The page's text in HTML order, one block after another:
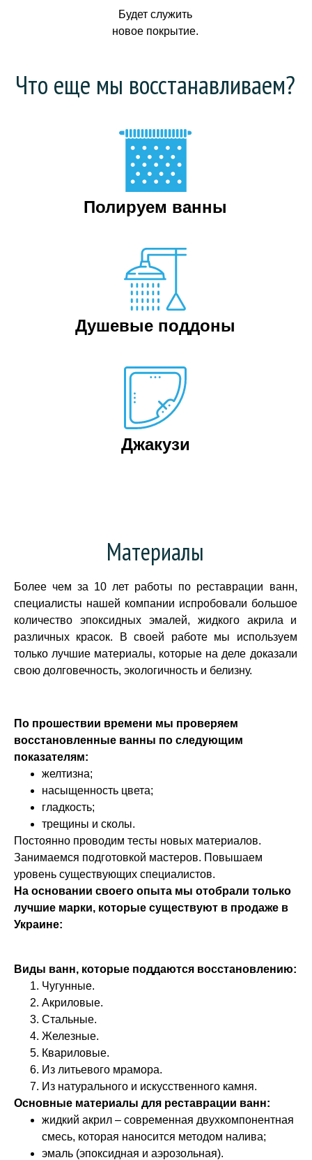
Будет служить
новое покрытие.
Что еще мы восстанавливаем?
Полируем ванны
Душевые поддоны
Джакузи
Материалы
Более чем за 10 лет работы по реставрации ванн,
специалисты нашей компании испробовали большое
количество эпоксидных эмалей, жидкого акрила и
различных красок. В своей работе мы используем
только лучшие материалы, которые на деле доказали
свою долговечность, экологичность и белизну.
По прошествии времени мы проверяем
восстановленные ванны по следующим
показателям:
желтизна;
насыщенность цвета;
гладкость;
трещины и сколы.
Постоянно проводим тесты новых материалов.
Занимаемся подготовкой мастеров. Повышаем
уровень существующих специалистов.
На основании своего опыта мы отобрали только
лучшие марки, которые существуют в продаже в
Украине:
Виды ванн, которые поддаются восстановлению:
Чугунные.
Акриловые.
Стальные.
Железные.
Квариловые.
Из литьевого мрамора.
Из натурального и искусственного камня.
Основные материалы для реставрации ванн:
жидкий акрил – современная двухкомпонентная
смесь, которая наносится методом налива;
эмаль (эпоксидная и аэрозольная).